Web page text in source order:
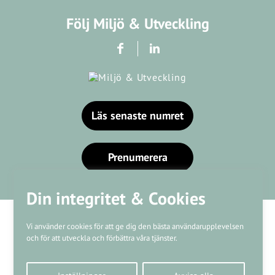
Din integritet & Cookies
Vi använder cookies för att ge dig den bästa användarupplevelsen
och för att utveckla och förbättra våra tjänster.
Följ Miljö & Utveckling
Läs senaste numret
Prenumerera